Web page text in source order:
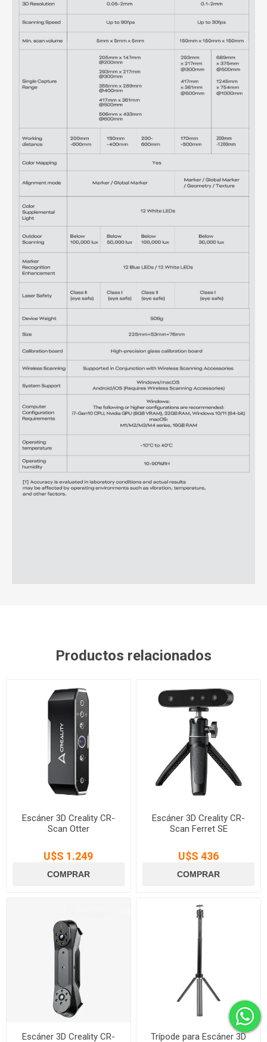
Productos relacionados
Escáner 3D Creality CR-
Scan Otter
U$S 1.249
Escáner 3D Creality CR-
Scan Ferret SE
U$S 436
Escáner 3D Creality CR-
Trípode para Escáner 3D